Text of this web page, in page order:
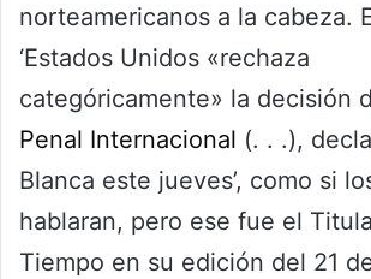
norteamericanos a la cabeza.
‘Estados Unidos «rechaza
categóricamente» la decisión
Penal Internacional (. . .),
Blanca este jueves’, como si
hablaran, pero ese fue el
Tiempo en su edición del 21